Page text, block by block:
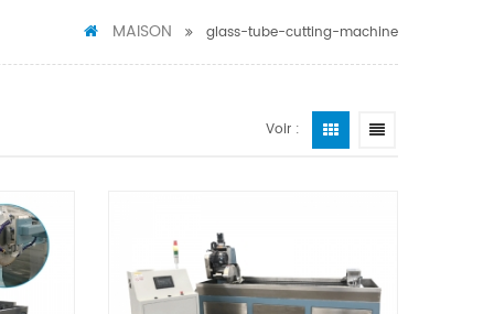
MAISON glass-tube-cutting-machine
Voir :